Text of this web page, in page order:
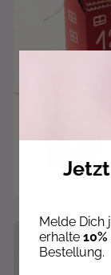
Melde Dich
erhalte
Bestellung.